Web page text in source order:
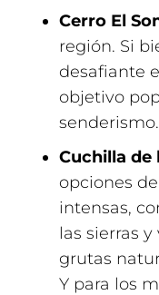
Cerro El
región. Si
desafiante
objetivo
senderismo.
Cuchilla de
opciones de
intensas,
las sierras
grutas
Y para los